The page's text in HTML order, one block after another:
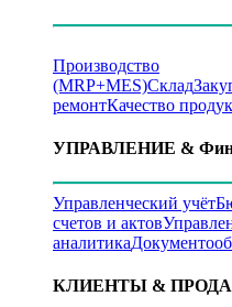
Производство
(MRP+MES)Склад
ремонтКачество
УПРАВЛЕНИЕ &
Управленческий учёт
счетов и актов
аналитика
КЛИЕНТЫ &